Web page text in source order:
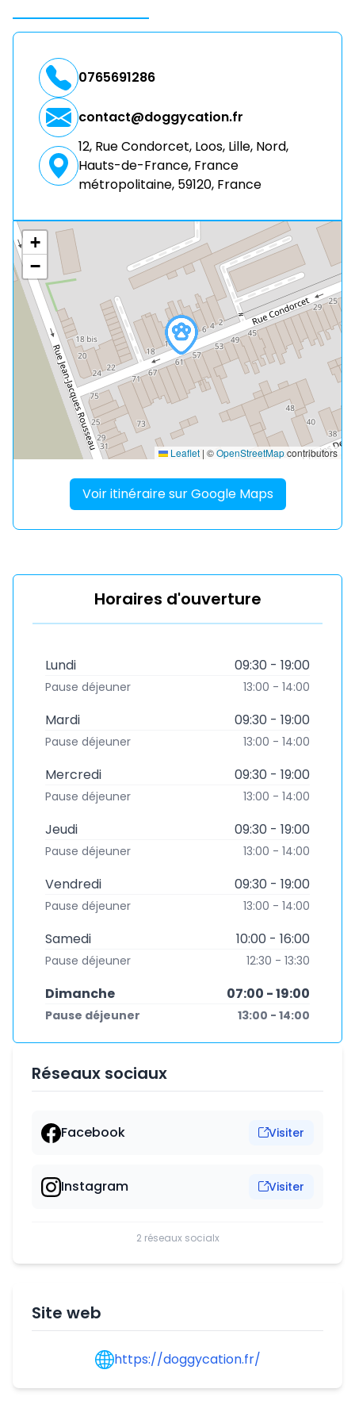
0765691286
contact@doggycation.fr
12, Rue Condorcet, Loos, Lille, Nord,
Hauts-de-France, France
métropolitaine, 59120, France
+
−
Leaflet | ©OpenStreetMapcontributors
Voir itinéraire sur Google Maps
Horaires d'ouverture
Lundi 09:30 - 19:00
Pause déjeuner 13:00 - 14:00
Mardi 09:30 - 19:00
Pause déjeuner 13:00 - 14:00
Mercredi 09:30 - 19:00
Pause déjeuner 13:00 - 14:00
Jeudi 09:30 - 19:00
Pause déjeuner 13:00 - 14:00
Vendredi 09:30 - 19:00
Pause déjeuner 13:00 - 14:00
Samedi 10:00 - 16:00
Pause déjeuner 12:30 - 13:30
Dimanche 07:00 - 19:00
Pause déjeuner 13:00 - 14:00
Réseaux sociaux
Facebook Visiter
Instagram Visiter
2 réseaux socialx
Site web
https://doggycation.fr/